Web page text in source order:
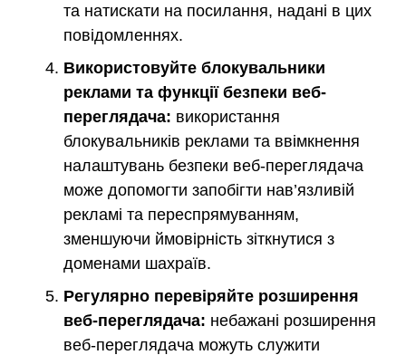
та натискати на посилання, надані в цих
повідомленнях.
Використовуйте блокувальники
реклами та функції безпеки веб-
переглядача: використання
блокувальників реклами та ввімкнення
налаштувань безпеки веб-переглядача
може допомогти запобігти нав’язливій
рекламі та переспрямуванням,
зменшуючи ймовірність зіткнутися з
доменами шахраїв.
Регулярно перевіряйте розширення
веб-переглядача: небажані розширення
веб-переглядача можуть служити